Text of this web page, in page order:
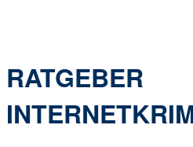
RATGEBER